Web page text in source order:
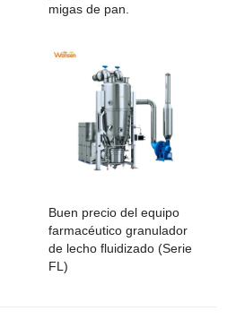
migas de pan.
Buen precio del equipo
farmacéutico granulador
de lecho fluidizado (Serie
FL)